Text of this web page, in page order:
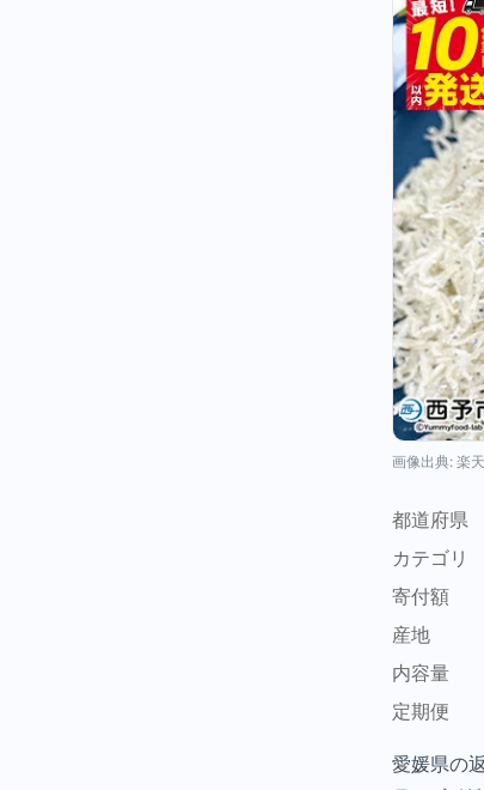
画像出典: 楽
都道府県
カテゴリ
寄付額
産地
内容量
定期便
愛媛県の